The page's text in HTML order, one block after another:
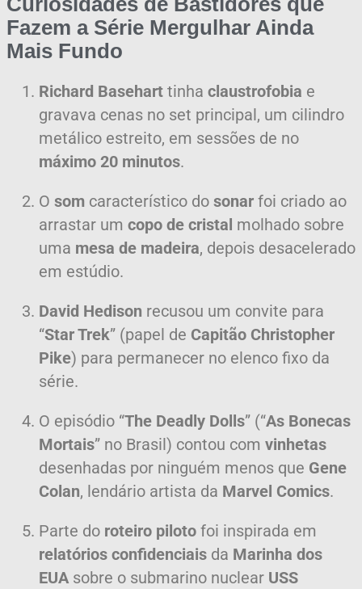
Fazem a Série Mergulhar Ainda
Mais Fundo
Richard Basehart tinha claustrofobia e
gravava cenas no set principal, um cilindro
metálico estreito, em sessões de no
máximo 20 minutos.
O som característico do sonar foi criado ao
arrastar um copo de cristal molhado sobre
uma mesa de madeira, depois desacelerado
em estúdio.
David Hedison recusou um convite para
“Star Trek” (papel de Capitão Christopher
Pike) para permanecer no elenco fixo da
série.
O episódio “The Deadly Dolls” (“As Bonecas
Mortais” no Brasil) contou com vinhetas
desenhadas por ninguém menos que Gene
Colan, lendário artista da Marvel Comics.
Parte do roteiro piloto foi inspirada em
relatórios confidenciais da Marinha dos
EUA sobre o submarino nuclear USS